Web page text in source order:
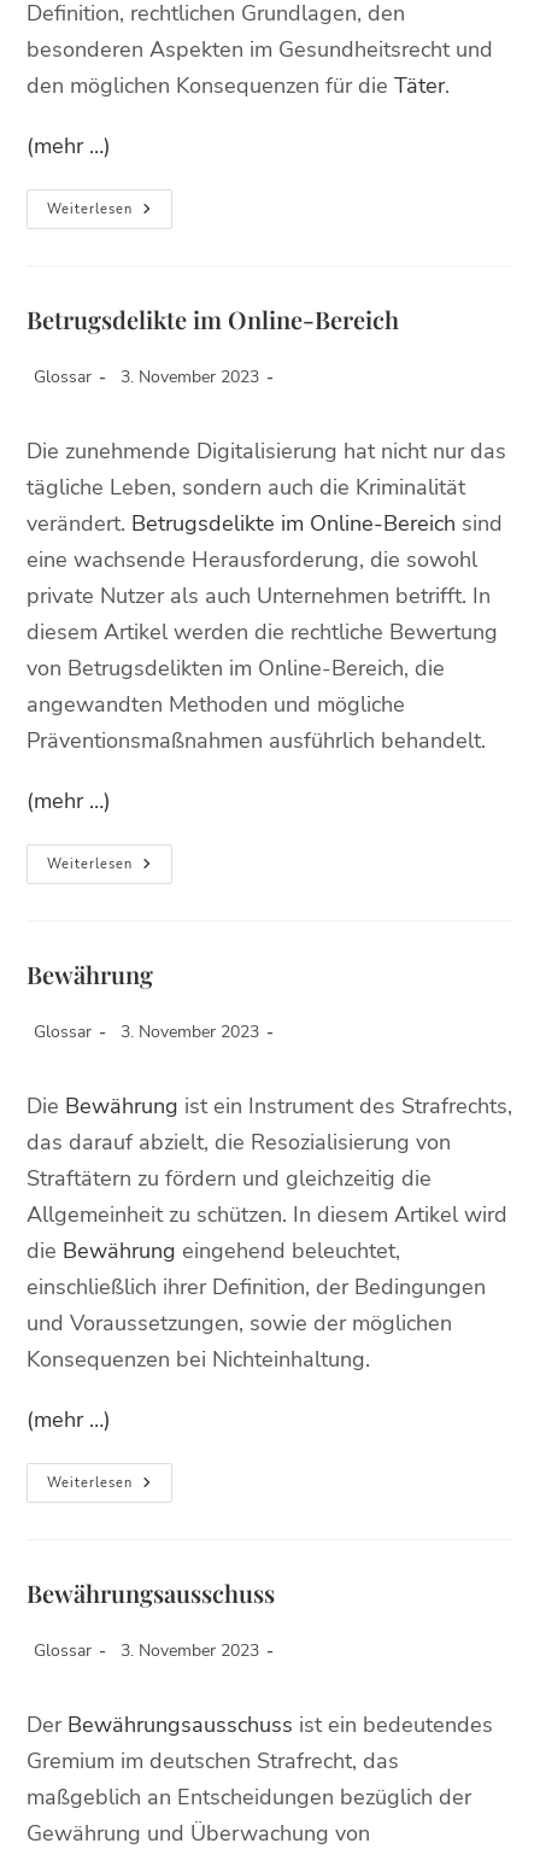
Definition, rechtlichen Grundlagen, den
besonderen Aspekten im Gesundheitsrecht und
den möglichen Konsequenzen für dieTäter.
(mehr …)
Weiterlesen
Betrugsdelikte im Online-Bereich
Glossar 3. November 2023
Die zunehmende Digitalisierung hat nicht nur das
tägliche Leben, sondern auch die Kriminalität
verändert. Betrugsdelikte im Online-Bereich sind
eine wachsende Herausforderung, die sowohl
private Nutzer als auch Unternehmen betrifft. In
diesem Artikel werden die rechtliche Bewertung
von Betrugsdelikten im Online-Bereich, die
angewandten Methoden und mögliche
Präventionsmaßnahmen ausführlich behandelt.
(mehr …)
Weiterlesen
Bewährung
Glossar 3. November 2023
Die Bewährung ist ein Instrument des Strafrechts,
das darauf abzielt, die Resozialisierung von
Straftätern zu fördern und gleichzeitig die
Allgemeinheit zu schützen. In diesem Artikel wird
die Bewährung eingehend beleuchtet,
einschließlich ihrer Definition, der Bedingungen
und Voraussetzungen, sowie der möglichen
Konsequenzen bei Nichteinhaltung.
(mehr …)
Weiterlesen
Bewährungsausschuss
Glossar 3. November 2023
Der Bewährungsausschuss ist ein bedeutendes
Gremium im deutschen Strafrecht, das
maßgeblich an Entscheidungen bezüglich der
Gewährung und Überwachung von